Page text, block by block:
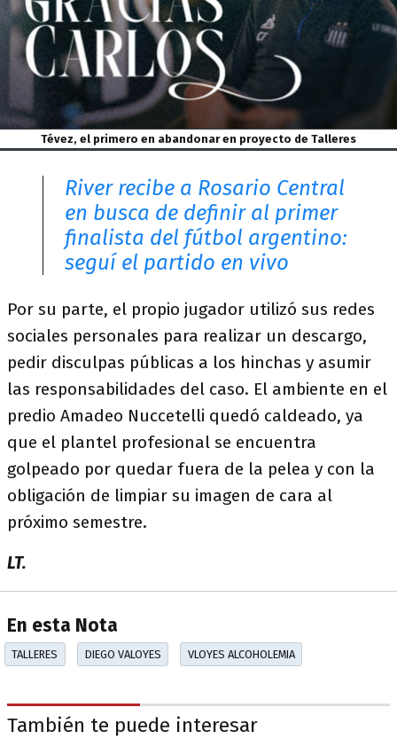
Tévez, el primero en abandonar en proyecto de Talleres
River recibe a Rosario Central
en busca de definir al primer
finalista del fútbol argentino:
seguí el partido en vivo
Por su parte, el propio jugador utilizó sus redes
sociales personales para realizar un descargo,
pedir disculpas públicas a los hinchas y asumir
las responsabilidades del caso. El ambiente en el
predio Amadeo Nuccetelli quedó caldeado, ya
que el plantel profesional se encuentra
golpeado por quedar fuera de la pelea y con la
obligación de limpiar su imagen de cara al
próximo semestre.
LT.
En esta Nota
TALLERES DIEGO VALOYES VLOYES ALCOHOLEMIA
También te puede interesar